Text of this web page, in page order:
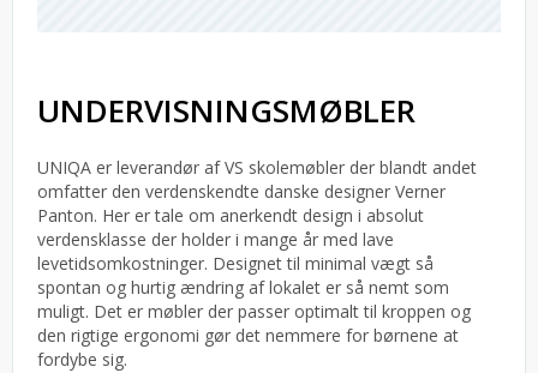
UNDERVISNINGSMØBLER
UNIQA er leverandør af VS skolemøbler der blandt andet
omfatter den verdenskendte danske designer Verner
Panton. Her er tale om anerkendt design i absolut
verdensklasse der holder i mange år med lave
levetidsomkostninger. Designet til minimal vægt så
spontan og hurtig ændring af lokalet er så nemt som
muligt. Det er møbler der passer optimalt til kroppen og
den rigtige ergonomi gør det nemmere for børnene at
fordybe sig.